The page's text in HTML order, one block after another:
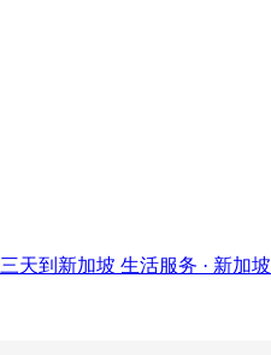
三天到新加坡 生活服务 · 新加坡